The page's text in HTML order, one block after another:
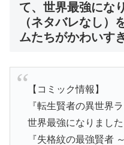
て、世界最強にな
（ネタバレなし）
ムたちがかわいす
【コミック情報】
『転生賢者の異世界
世界最強になりまし
『失格紋の最強賢者